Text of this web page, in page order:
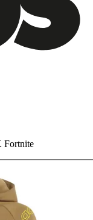
Fortnite